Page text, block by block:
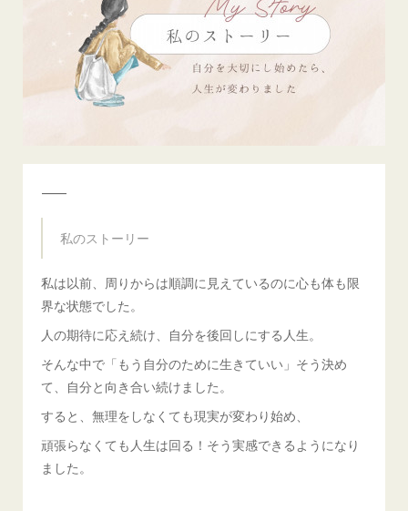
⸻
私のストーリー
私は以前、周りからは順調に見えているのに心も体も限
界な状態でした。
人の期待に応え続け、自分を後回しにする人生。
そんな中で「もう自分のために生きていい」そう決め
て、自分と向き合い続けました。
すると、無理をしなくても現実が変わり始め、
頑張らなくても人生は回る！そう実感できるようになり
ました。